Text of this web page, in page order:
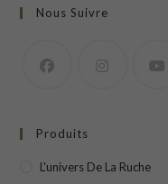
Nous Suivre
Produits
L'univers De La Ruche